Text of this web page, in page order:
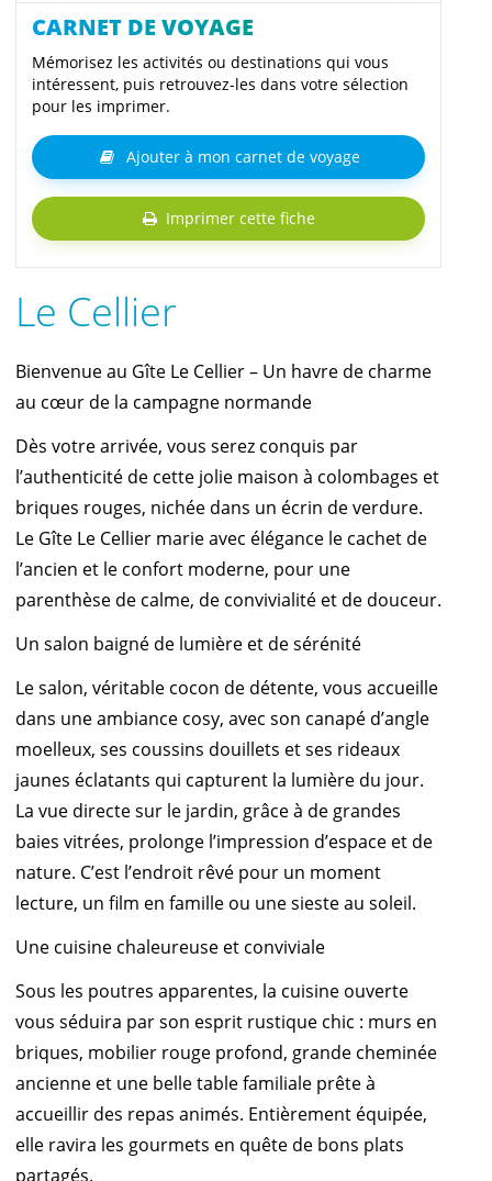
Le Cellier
Bienvenue au Gîte Le Cellier – Un havre de charme
au cœur de la campagne normande
Dès votre arrivée, vous serez conquis par
l’authenticité de cette jolie maison à colombages et
briques rouges, nichée dans un écrin de verdure.
Le Gîte Le Cellier marie avec élégance le cachet de
l’ancien et le confort moderne, pour une
parenthèse de calme, de convivialité et de douceur.
Un salon baigné de lumière et de sérénité
Le salon, véritable cocon de détente, vous accueille
dans une ambiance cosy, avec son canapé d’angle
moelleux, ses coussins douillets et ses rideaux
jaunes éclatants qui capturent la lumière du jour.
La vue directe sur le jardin, grâce à de grandes
baies vitrées, prolonge l’impression d’espace et de
nature. C’est l’endroit rêvé pour un moment
lecture, un film en famille ou une sieste au soleil.
Une cuisine chaleureuse et conviviale
Sous les poutres apparentes, la cuisine ouverte
vous séduira par son esprit rustique chic : murs en
briques, mobilier rouge profond, grande cheminée
ancienne et une belle table familiale prête à
accueillir des repas animés. Entièrement équipée,
elle ravira les gourmets en quête de bons plats
partagés.
CARNET DE VOYAGE
Mémorisez les activités ou destinations qui vous
intéressent, puis retrouvez-les dans votre sélection
pour les imprimer.
Ajouter à mon carnet de voyage
Imprimer cette fiche